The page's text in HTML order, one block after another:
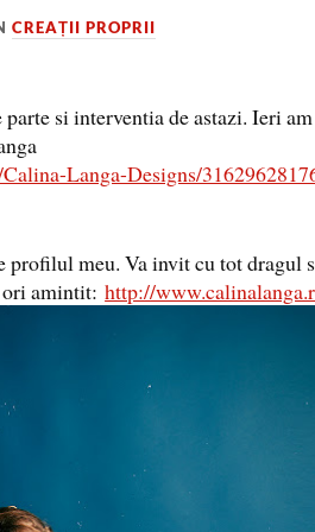
CREAȚII PROPRII
si interventia de astazi. Ieri
Langa-Designs/
profilul meu. Va invit cu tot dragul
ori amintit:http://